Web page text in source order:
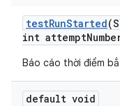
testRunStarted
int attempt
Báo cáo thời điểm
default void